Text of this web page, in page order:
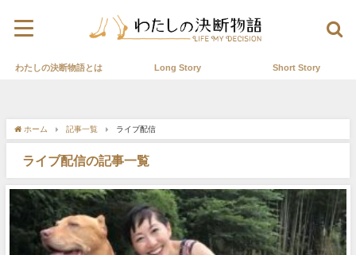
わたしの決断物語とは Long Story Short Story
ホーム 記事一覧 ライブ配信
ライブ配信の記事一覧